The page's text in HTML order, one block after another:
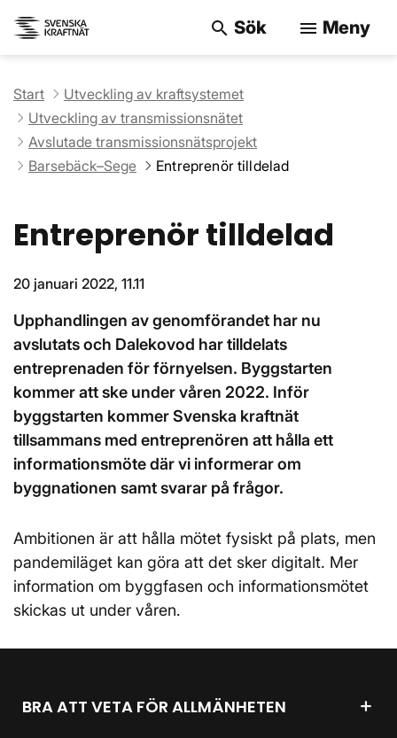
search Sök menu Meny
Start
Utveckling av kraftsystemet
Utveckling av transmissionsnätet
Avslutade transmissionsnätsprojekt
Barsebäck–Sege
Entreprenör tilldelad
Entreprenör tilldelad
20 januari 2022, 11.11
Upphandlingen av genomförandet har nu
avslutats och Dalekovod har tilldelats
entreprenaden för förnyelsen. Byggstarten
kommer att ske under våren 2022. Inför
byggstarten kommer Svenska kraftnät
tillsammans med entreprenören att hålla ett
informationsmöte där vi informerar om
byggnationen samt svarar på frågor.
Ambitionen är att hålla mötet fysiskt på plats, men
pandemiläget kan göra att det sker digitalt. Mer
information om byggfasen och informationsmötet
skickas ut under våren.
BRA ATT VETA FÖR ALLMÄNHETEN